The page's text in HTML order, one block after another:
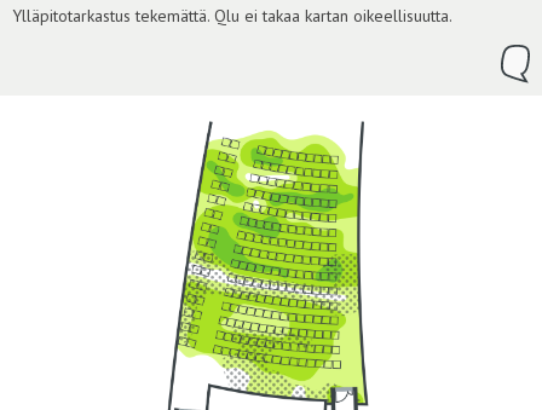
Ylläpitotarkastus tekemättä. Qlu ei takaa kartan oikeellisuutta.